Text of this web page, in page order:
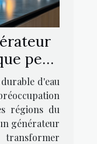
peut
d'eau
régions du
générateur